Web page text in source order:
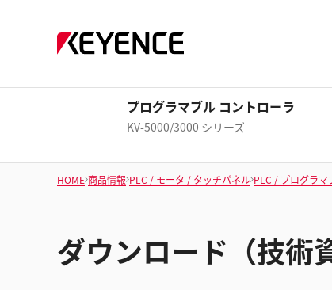
プログラマブル コントローラ
KV-5000/3000 シリーズ
HOME 商品情報 PLC / モータ / タッチパネル PLC / プログラマ
ダウンロード（技術